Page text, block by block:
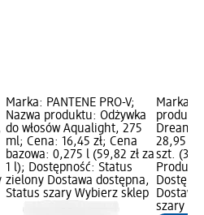
Marka: PANTENE PRO-V;
Nazwa produktu: Odżywka
do włosów Aqualight, 275
ml; Cena: 16,45 zł; Cena
bazowa: 0,275 l (59,82 zł za
1 l); Dostępność: Status
zielony Dostawa dostępna,
Status szary Wybierz sklep
Marka:
28,95
szt.
Produkt
szary